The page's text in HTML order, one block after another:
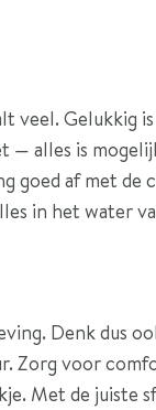
veel. Gelukkig
— alles is
af met de
in het water
Denk dus
Zorg voor
Met de juiste